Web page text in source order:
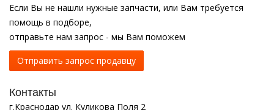
Если Вы не нашли нужные запчасти, или Вам требуется
помощь в подборе,
отправьте нам запрос - мы Вам поможем
Отправить запрос продавцу
Контакты
г.Краснодар ул. Куликова Поля 2